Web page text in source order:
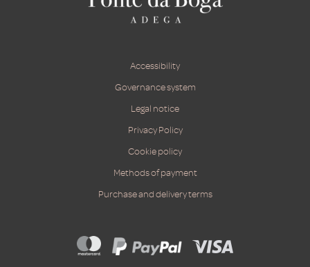
Accessibility
Governance system
Legal notice
Privacy Policy
Cookie policy
Methods of payment
Purchase and delivery terms